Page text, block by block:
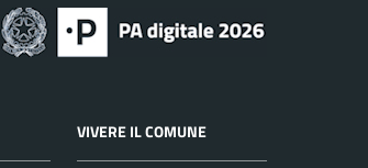
VIVERE IL COMUNE